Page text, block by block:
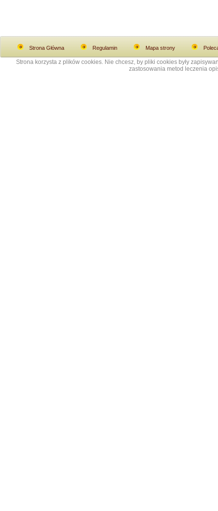
Strona Główna Regulamin Mapa strony
Strona korzysta z plików cookies. Nie chcesz, by pliki cookies były
zastosowania metod leczenia